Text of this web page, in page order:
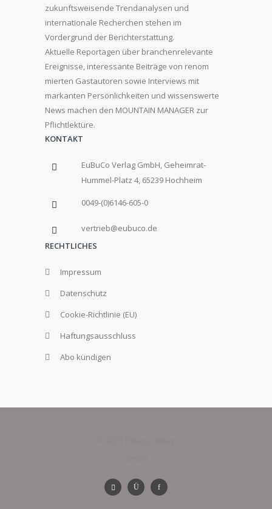
zukunftsweisende Trendanalysen und
internationale Recherchen stehen im
Vordergrund der Berichterstattung.
Aktuelle Reportagen über branchenrelevante
Ereignisse, interessante Beiträge von renom
mierten Gastautoren sowie Interviews mit
markanten Persönlichkeiten und wissenswerte
News machen den MOUNTAIN MANAGER zur
Pflichtlektüre.
KONTAKT
EuBuCo Verlag GmbH, Geheimrat-
Hummel-Platz 4, 65239 Hochheim
0049-(0)6146-605-0
vertrieb@eubuco.de
RECHTLICHES
Impressum
Datenschutz
Cookie-Richtlinie (EU)
Haftungsausschluss
Abo kündigen